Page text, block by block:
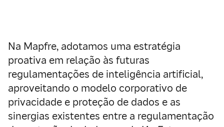
Na Mapfre, adotamos uma estratégia
proativa em relação às futuras
regulamentações de inteligência artificial,
aproveitando o modelo corporativo de
privacidade e proteção de dados e as
sinergias existentes entre a regulamentação